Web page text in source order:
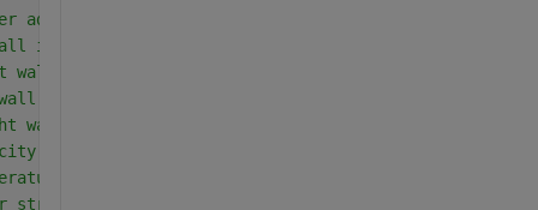
adiabtic wall (Region-I)
in region-I
wall in region-I
in region-I
wall in region-I
at interface
at interface
stress